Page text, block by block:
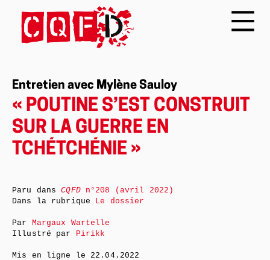
Entretien avec Mylène Sauloy
« POUTINE S’EST CONSTRUIT
SUR LA GUERRE EN
TCHÉTCHÉNIE »
Paru dansCQFDn°208 (avril 2022)
Dans la rubrique Le dossier
Par Margaux Wartelle
Illustré par Pirikk
Mis en ligne le 22.04.2022